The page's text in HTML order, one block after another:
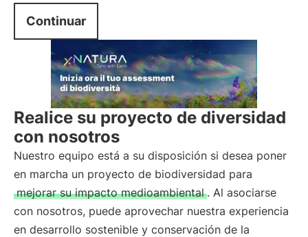
Continuar
Realice su proyecto de diversidad
con nosotros
Nuestro equipo está a su disposición si desea poner
en marcha un proyecto de biodiversidad para
mejorar su impacto medioambiental . Al asociarse
con nosotros, puede aprovechar nuestra experiencia
en desarrollo sostenible y conservación de la